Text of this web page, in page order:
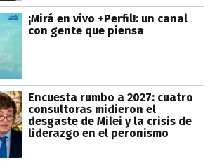
¡Mirá en vivo +Perfil!: un canal
con gente que piensa
Encuesta rumbo a 2027: cuatro
consultoras midieron el
desgaste de Milei y la crisis de
liderazgo en el peronismo